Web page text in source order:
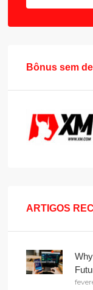
Bônus sem
ARTIGOS